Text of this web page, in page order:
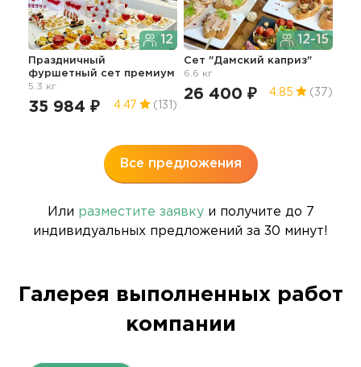
12
Праздничный
фуршетный сет премиум
5.3 кг
35 984 ₽ 4.47 (131)
12-15
Сет "Дамский каприз"
6.6 кг
26 400 ₽ 4.85 (37)
Все предложения
Или разместите заявкуи получите до 7
индивидуальных предложений за 30 минут!
Галерея выполненных работ
компании